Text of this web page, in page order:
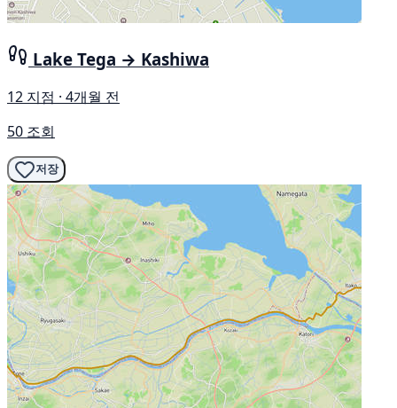
Lake Tega → Kashiwa
12 지점 · 4개월 전
50 조회
저장